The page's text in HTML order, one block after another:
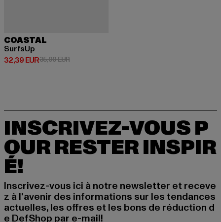
COASTAL
SurfsUp
32,39 EUR
Prix courant: 32,39 EUR
35,99 EURPrix en promotion: 35,99 EUR
INSCRIVEZ-VOUS P
OUR RESTER INSPIR
É!
Inscrivez-vous ici à notre newsletter et receve
z à l'avenir des informations sur les tendances
actuelles, les offres et les bons de réduction d
e DefShop par e-mail!